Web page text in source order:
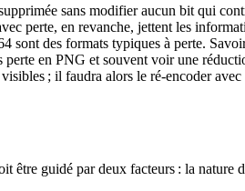
sans modifier aucun bit qui
perte, en revanche, jettent les
des formats typiques à perte.
en PNG et souvent voir une
; il faudra alors le ré‑encoder
guidé par deux facteurs : la nature